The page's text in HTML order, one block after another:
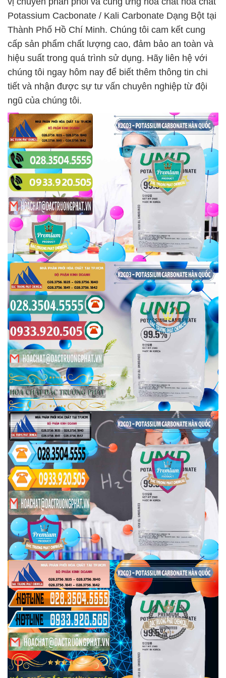
Potassium Cacbonate / Kali Carbonate Dạng Bột tại
Thành Phố Hồ Chí Minh. Chúng tôi cam kết cung
cấp sản phẩm chất lượng cao, đảm bảo an toàn và
hiệu suất trong quá trình sử dụng. Hãy liên hệ với
chúng tôi ngay hôm nay để biết thêm thông tin chi
tiết và nhận được sự tư vấn chuyên nghiệp từ đội
ngũ của chúng tôi.